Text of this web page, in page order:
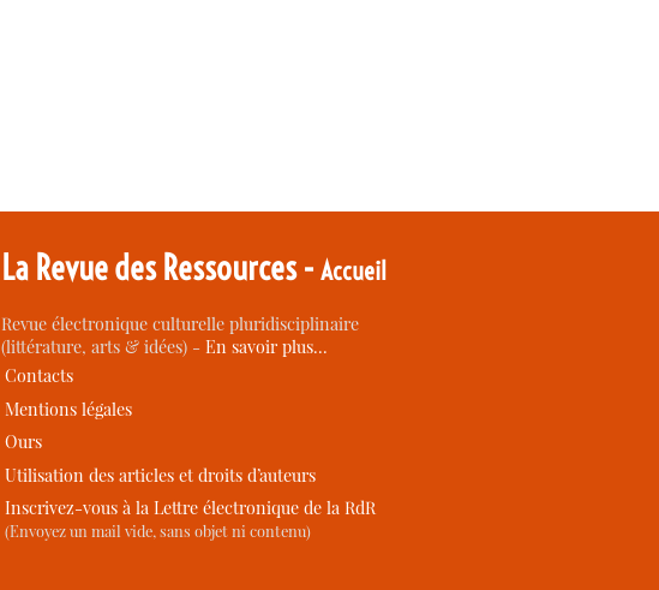
La Revue des Ressources -Accueil
Revue électronique culturelle pluridisciplinaire
(littérature, arts & idées) -En savoir plus…
Contacts
Mentions légales
Ours
Utilisation des articles et droits d’auteurs
Inscrivez-vous à la Lettre électronique de la RdR
(Envoyez un mail vide, sans objet ni contenu)